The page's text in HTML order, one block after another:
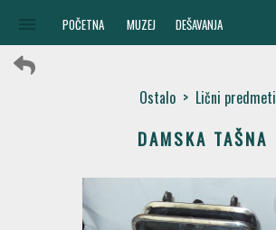
POČETNA MUZEJ DEŠAVANJA
Ostalo> Lični predmeti
DAMSKA TAŠNA